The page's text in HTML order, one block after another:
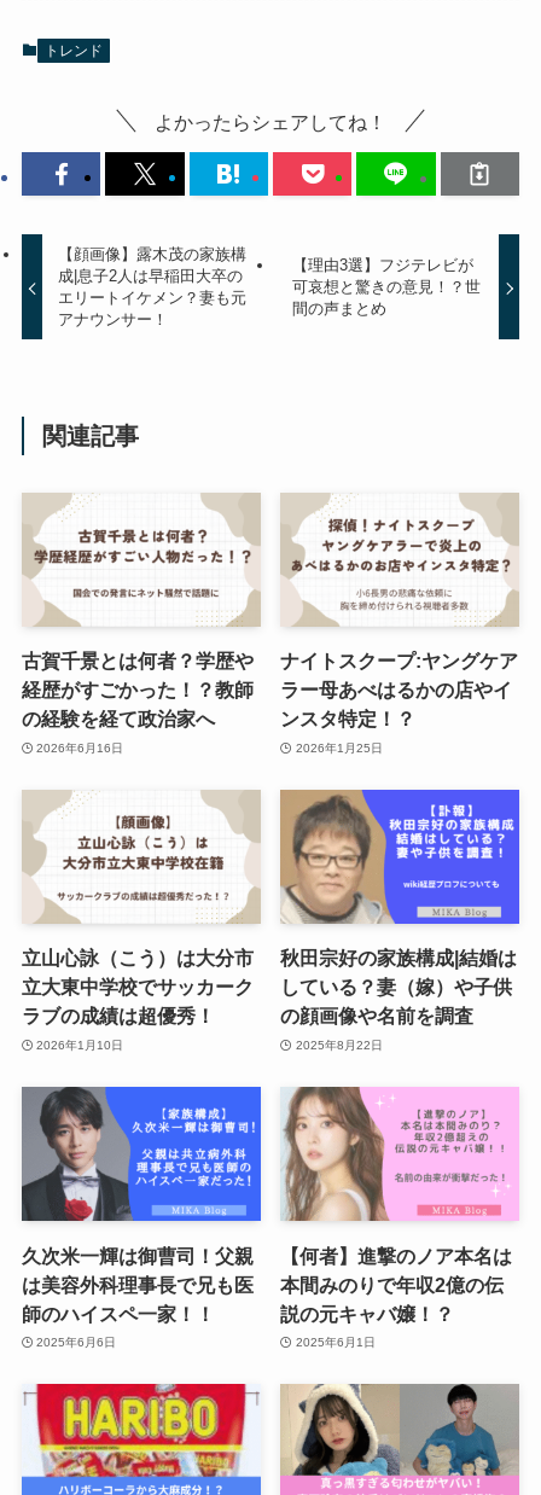
トレンド
よかったらシェアしてね！
【顔画像】露木茂の家族構
成|息子2人は早稲田大卒の
エリートイケメン？妻も元
アナウンサー！
【理由3選】フジテレビが
可哀想と驚きの意見！？世
間の声まとめ
関連記事
古賀千景とは何者？学歴や
経歴がすごかった！？教師
の経験を経て政治家へ
2026年6月16日
ナイトスクープ:ヤングケア
ラー母あべはるかの店やイ
ンスタ特定！？
2026年1月25日
立山心詠（こう）は大分市
立大東中学校でサッカーク
ラブの成績は超優秀！
2026年1月10日
秋田宗好の家族構成|結婚は
している？妻（嫁）や子供
の顔画像や名前を調査
2025年8月22日
久次米一輝は御曹司！父親
は美容外科理事長で兄も医
師のハイスペ一家！！
2025年6月6日
【何者】進撃のノア本名は
本間みのりで年収2億の伝
説の元キャバ嬢！？
2025年6月1日